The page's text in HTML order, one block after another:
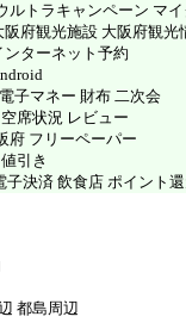
ルトラキャンペーン マ
府観光施設 大阪府観光
ターネット予約
子マネー 財布 二次会
席状況 レビュー
府 フリーペーパー
引き
子決済 飲食店 ポイント
都島周辺